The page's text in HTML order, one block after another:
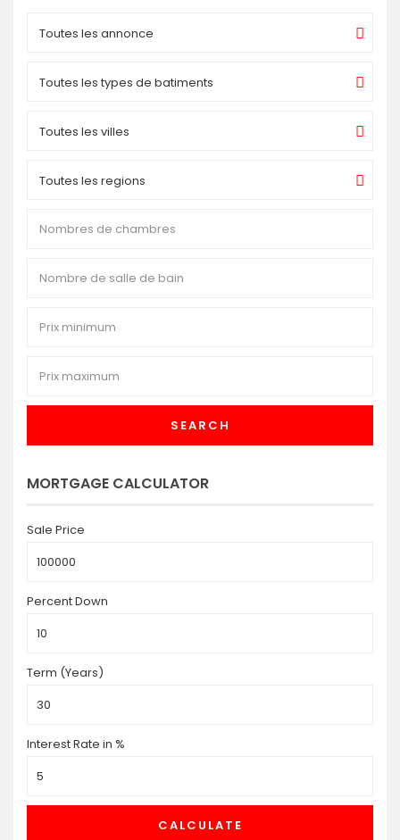
Toutes les annonce
Toutes les types de batiments
Toutes les villes
Toutes les regions
SEARCH
MORTGAGE CALCULATOR
Sale Price
Percent Down
Term (Years)
Interest Rate in %
CALCULATE